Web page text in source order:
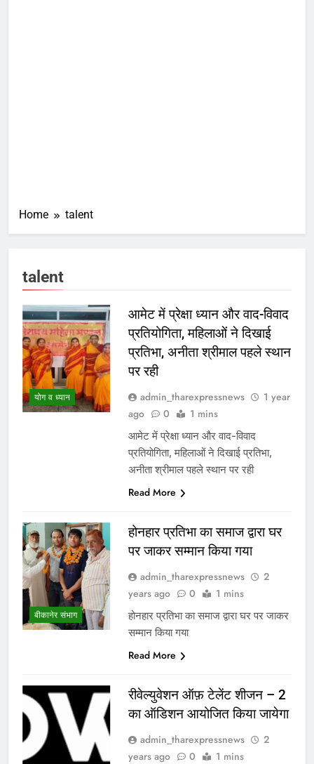
Home talent
talent
योग व ध्यान
आमेट में प्रेक्षा ध्यान और वाद-विवाद
प्रतियोगिता, महिलाओं ने दिखाई
प्रतिभा, अनीता श्रीमाल पहले स्थान
पर रही
admin_tharexpressnews
1 year
ago
0 1 mins
आमेट में प्रेक्षा ध्यान और वाद-विवाद
प्रतियोगिता, महिलाओं ने दिखाई प्रतिभा,
अनीता श्रीमाल पहले स्थान पर रही
Read More
बीकानेर संभाग
होनहार प्रतिभा का समाज द्वारा घर
पर जाकर सम्मान किया गया
admin_tharexpressnews
2
years ago
0 1 mins
होनहार प्रतिभा का समाज द्वारा घर पर जाकर
सम्मान किया गया
Read More
रीवेल्युवेशन ऑफ़ टेलेंट शीजन – 2
का ऑडिशन आयोजित किया जायेगा
admin_tharexpressnews
2
years ago
0 1 mins